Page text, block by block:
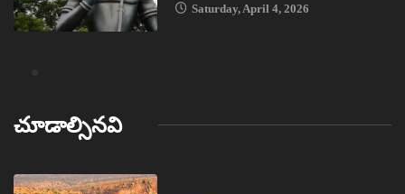
Saturday, April 4, 2026
చూడాల్సినవి